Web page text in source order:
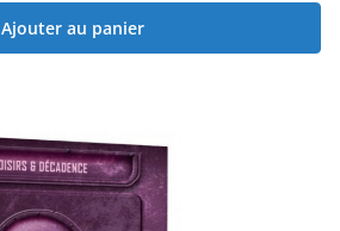
Ajouter au panier